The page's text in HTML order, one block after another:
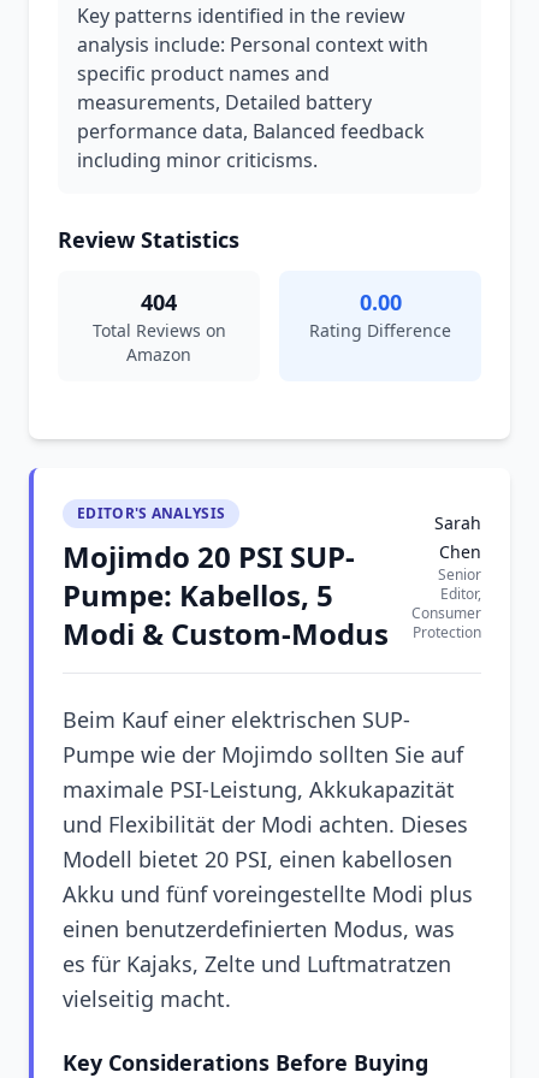
Key patterns identified in the review
analysis include: Personal context with
specific product names and
measurements, Detailed battery
performance data, Balanced feedback
including minor criticisms.
Review Statistics
404
Total Reviews on
Amazon
0.00
Rating Difference
EDITOR'S ANALYSIS
Mojimdo 20 PSI SUP-
Pumpe: Kabellos, 5
Modi & Custom-Modus
Sarah
Chen
Senior
Editor,
Consumer
Protection
Beim Kauf einer elektrischen SUP-
Pumpe wie der Mojimdo sollten Sie auf
maximale PSI-Leistung, Akkukapazität
und Flexibilität der Modi achten. Dieses
Modell bietet 20 PSI, einen kabellosen
Akku und fünf voreingestellte Modi plus
einen benutzerdefinierten Modus, was
es für Kajaks, Zelte und Luftmatratzen
vielseitig macht.
Key Considerations Before Buying